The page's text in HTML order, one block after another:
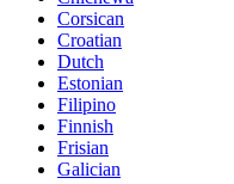
Corsican
Croatian
Dutch
Estonian
Filipino
Finnish
Frisian
Galician